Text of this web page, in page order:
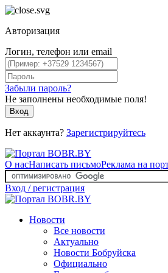
Авторизация
Логин, телефон или email
Забыли пароль?
Не заполнены необходимые поля!
Вход
Нет аккаунта? Зарегистрируйтесь
О насНаписать письмоРеклама на
Вход / регистрация
Новости
Все новости
Актуально
Новости Бобруйска
Официально